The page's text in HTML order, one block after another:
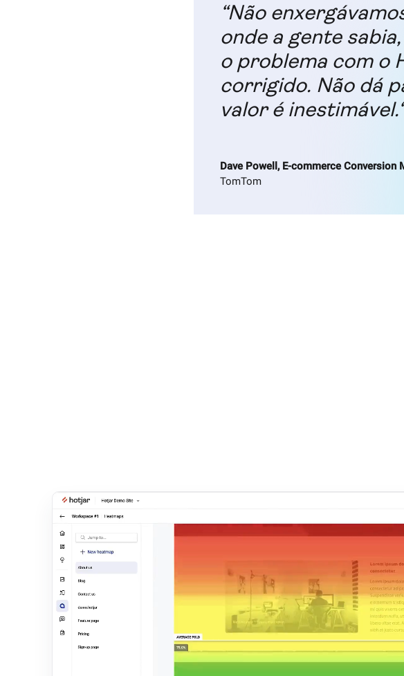
“Não
onde a gente
o problema com o
corrigido. Não dá
valor é
Dave Powell, E-commerce Conversion
TomTom